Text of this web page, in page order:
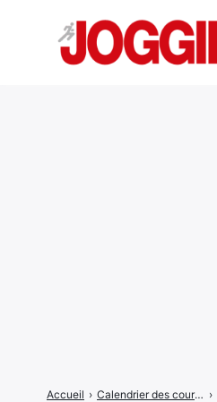
Accueil › Calendrier des courses ›